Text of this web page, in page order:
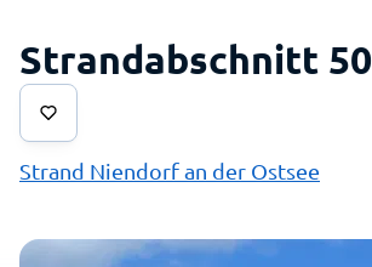
Strandabschnitt 50
Strand Niendorf an der Ostsee